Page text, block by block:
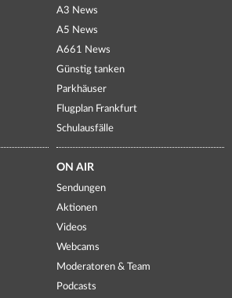
A3 News
A5 News
A661 News
Günstig tanken
Parkhäuser
Flugplan Frankfurt
Schulausfälle
ON AIR
Sendungen
Aktionen
Videos
Webcams
Moderatoren & Team
Podcasts